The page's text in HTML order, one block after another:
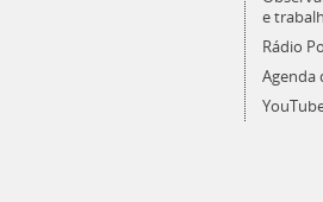
e
Rádio
Agenda